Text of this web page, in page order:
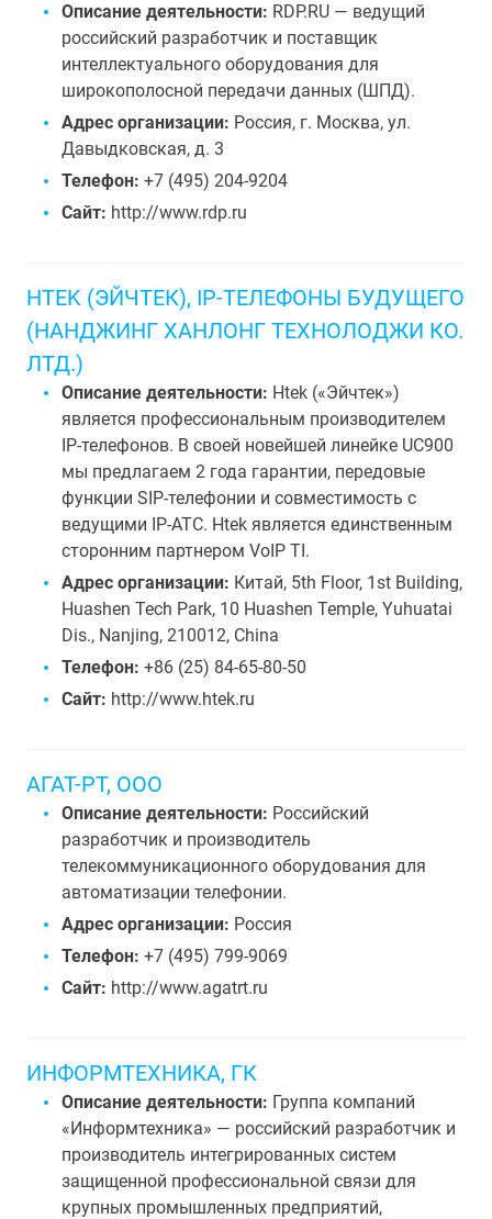
Описание деятельности: RDP.RU — ведущий
российский разработчик и поставщик
интеллектуального оборудования для
широкополосной передачи данных (ШПД).
Адрес организации: Россия, г. Москва, ул.
Давыдковская, д. 3
Телефон: +7 (495) 204-9204
Сайт: http://www.rdp.ru
HTEK (ЭЙЧТЕК), IP-ТЕЛЕФОНЫ БУДУЩЕГО
(НАНДЖИНГ ХАНЛОНГ ТЕХНОЛОДЖИ КО.
ЛТД.)
Описание деятельности: Htek («Эйчтек»)
является профессиональным производителем
IP-телефонов. В своей новейшей линейке UC900
мы предлагаем 2 года гарантии, передовые
функции SIP-телефонии и совместимость с
ведущими IP-АТС. Htek является единственным
сторонним партнером VoIP TI.
Адрес организации: Китай, 5th Floor, 1st Building,
Huashen Tech Park, 10 Huashen Temple, Yuhuatai
Dis., Nanjing, 210012, China
Телефон: +86 (25) 84-65-80-50
Сайт: http://www.htek.ru
АГАТ-РТ, ООО
Описание деятельности: Российский
разработчик и производитель
телекоммуникационного оборудования для
автоматизации телефонии.
Адрес организации: Россия
Телефон: +7 (495) 799-9069
Сайт: http://www.agatrt.ru
ИНФОРМТЕХНИКА, ГК
Описание деятельности: Группа компаний
«Информтехника» — российский разработчик и
производитель интегрированных систем
защищенной профессиональной связи для
крупных промышленных предприятий,